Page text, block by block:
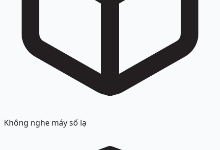
Không nghe máy số lạ